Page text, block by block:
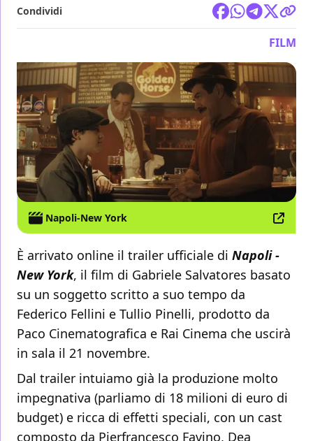
Condividi
FILM
Napoli-New York
È arrivato online il trailer ufficiale di Napoli -
New York, il film di Gabriele Salvatores basato
su un soggetto scritto a suo tempo da
Federico Fellini e Tullio Pinelli, prodotto da
Paco Cinematografica e Rai Cinema che uscirà
in sala il 21 novembre.
Dal trailer intuiamo già la produzione molto
impegnativa (parliamo di 18 milioni di euro di
budget) e ricca di effetti speciali, con un cast
composto da Pierfrancesco Favino, Dea